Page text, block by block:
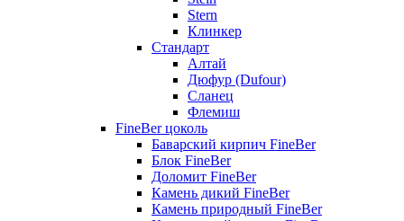
Stern
Клинкер
Стандарт
Алтай
Дюфур (Dufour)
Сланец
Флемиш
FineBer цоколь
Баварский кирпич FineBer
Блок FineBer
Доломит FineBer
Камень дикий FineBer
Камень природный FineBer